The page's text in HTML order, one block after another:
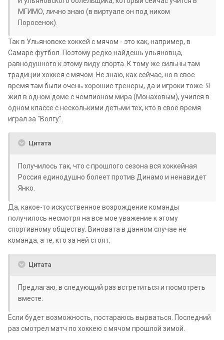
МГИМО, лично знаю (в виртуале он под ником
Поросенок).
Так в Ульяновске хоккей с мячом - это как, например, в
Самаре футбол. Поэтому редко найдешь ульяновца,
равнодушного к этому виду спорта. К тому же сильны там
традиции хоккея с мячом. Не знаю, как сейчас, но в свое
время там были очень хорошие тренеры, да и игроки тоже. Я
жил в одном доме с чемпионом мира (Монаховым), учился в
одном классе с несколькими детьми тех, кто в свое время
играл за "Волгу".
Цитата
Получилось так, что с прошлого сезона вся хоккейная
Россия единодушно болеет против Динамо и ненавидет
Янко.
Да, какое-то искусственное возрождение команды
получилось несмотря на все мое уважение к этому
спортивному обществу. Виновата в данном случае не
команда, а те, кто за ней стоят.
Цитата
Предлагаю, в следующий раз встретиться и посмотреть
вместе.
Если будет возможность, постараюсь вырваться. Последний
раз смотрел матч по хоккею с мячом прошлой зимой.